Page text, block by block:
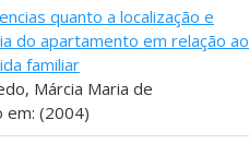
quanto a localização e
do apartamento em relação ao
familiar
Márcia Maria de
em: (2004)